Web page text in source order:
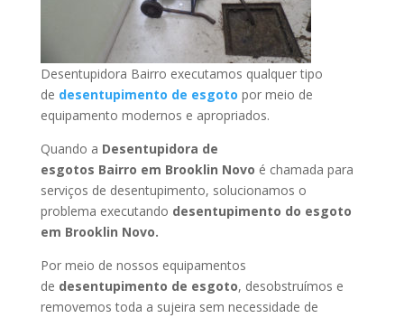
Desentupidora Bairro executamos qualquer tipo
de desentupimento de esgoto por meio de
equipamento modernos e apropriados.
Quando a Desentupidora de
esgotos Bairro em Brooklin Novo é chamada para
serviços de desentupimento, solucionamos o
problema executando desentupimento do esgoto
em Brooklin Novo.
Por meio de nossos equipamentos
de desentupimento de esgoto, desobstruímos e
removemos toda a sujeira sem necessidade de